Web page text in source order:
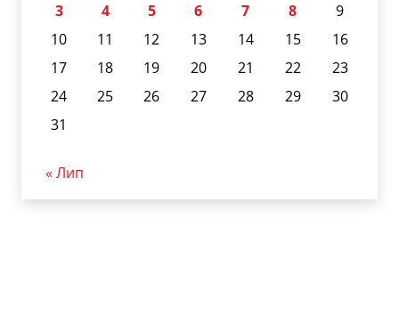
3
4 5 6 7 8
9
10
11 12 13 14 15
16
17
18 19 20 21 22
23
24
25 26 27 28 29
30
31
« Лип